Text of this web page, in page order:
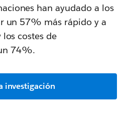
han ayudado a los
un 57% más rápido y a
costes de
74%.
investigación